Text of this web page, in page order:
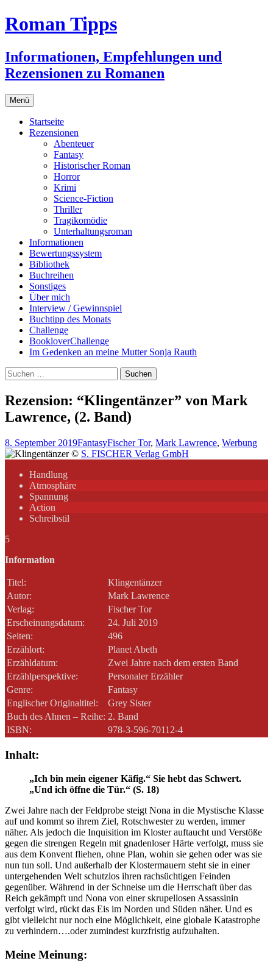
Zum
Inhalt
Roman Tipps
Informationen, Empfehlungen und
Rezensionen zu Romanen
Menü
Startseite
Rezensionen
Abenteuer
Fantasy
Historischer Roman
Horror
Krimi
Science-Fiction
Thriller
Tragikomödie
Unterhaltungsroman
Informationen
Bewertungssystem
Bibliothek
Buchreihen
Sonstiges
Über mich
Interview / Gewinnspiel
Buchtipp des Monats
Challenge
BookloverChallenge
Im Gedenken an meine Mutter Sonja Rauth
Suchen
nach:
Rezension: “Klingentänzer” von Mark
Lawrence, (2. Band)
8. September 2019FantasyFischer Tor, Mark Lawrence, Werbung
© S. FISCHER Verlag GmbH
Handlung
Atmosphäre
Spannung
Action
Schreibstil
5
Information
Titel:
Klingentänzer
Autor:
Mark Lawrence
Verlag:
Fischer Tor
Erscheinungsdatum:
24. Juli 2019
Seiten:
496
Erzählort:
Planet Abeth
Erzähldatum:
Zwei Jahre nach dem ersten Band
Erzählperspektive:
Personaler Erzähler
Genre:
Fantasy
Englischer Originaltitel:
Grey Sister
Buch des Ahnen – Reihe: 2. Band
ISBN:
978-3-596-70112-4
Inhalt:
„Ich bin mein eigener Käfig.“ Sie hebt das Schwert.
„Und ich öffne die Tür.“ (S. 18)
Zwei Jahre nach der Feldprobe steigt Nona in die Mystische Klasse
auf und kommt so ihrem Ziel, Rotschwester zu werden, immer
näher. Als jedoch die Inquisition im Kloster auftaucht und Verstöße
gegen die strengen Regeln mit gnadenloser Härte verfolgt, muss sie
aus dem Konvent fliehen, ohne Plan, wohin sie gehen oder was sie
nun tun soll. Und außerhalb der Klostermauern steht sie in einer
untergehenden Welt schutzlos ihren rachsüchtigen Feinden
gegenüber. Während in der Schneise um die Herrschaft über das
Reich gekämpft und Nona von einer skrupellosen Assassinin
verfolgt wird, rückt das Eis im Norden und Süden näher. Und es
gibt vielleicht nur noch eine Möglichkeit, eine globale Katastrophe
zu verhindern….oder zumindest kurzfristig aufzuhalten.
Meine Meinung: